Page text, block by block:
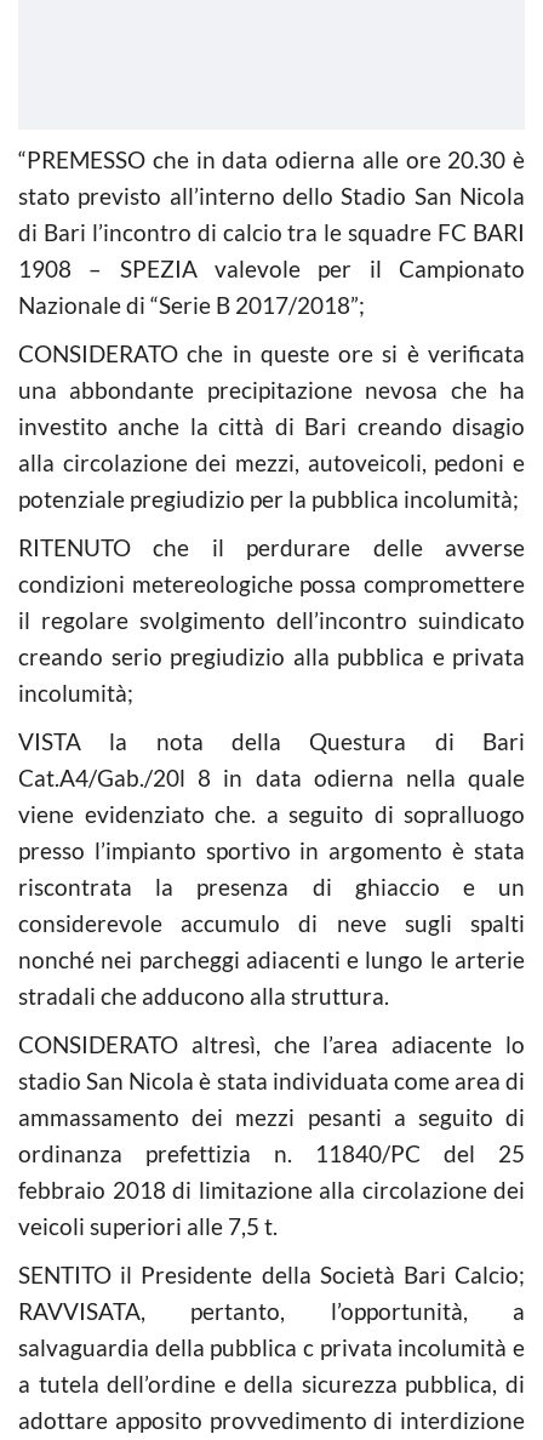
“PREMESSO che in data odierna alle ore 20.30 è
stato previsto all’interno dello Stadio San Nicola
di Bari l’incontro di calcio tra le squadre FC BARI
1908 – SPEZIA valevole per il Campionato
Nazionale di “Serie B 2017/2018”;
CONSIDERATO che in queste ore si è verificata
una abbondante precipitazione nevosa che ha
investito anche la città di Bari creando disagio
alla circolazione dei mezzi, autoveicoli, pedoni e
potenziale pregiudizio per la pubblica incolumità;
RITENUTO che il perdurare delle avverse
condizioni metereologiche possa compromettere
il regolare svolgimento dell’incontro suindicato
creando serio pregiudizio alla pubblica e privata
incolumità;
VISTA la nota della Questura di Bari
Cat.A4/Gab./20l 8 in data odierna nella quale
viene evidenziato che. a seguito di sopralluogo
presso l’impianto sportivo in argomento è stata
riscontrata la presenza di ghiaccio e un
considerevole accumulo di neve sugli spalti
nonché nei parcheggi adiacenti e lungo le arterie
stradali che adducono alla struttura.
CONSIDERATO altresì, che l’area adiacente lo
stadio San Nicola è stata individuata come area di
ammassamento dei mezzi pesanti a seguito di
ordinanza prefettizia n. 11840/PC del 25
febbraio 2018 di limitazione alla circolazione dei
veicoli superiori alle 7,5 t.
SENTITO il Presidente della Società Bari Calcio;
RAVVISATA, pertanto, l’opportunità, a
salvaguardia della pubblica c privata incolumità e
a tutela dell’ordine e della sicurezza pubblica, di
adottare apposito provvedimento di interdizione